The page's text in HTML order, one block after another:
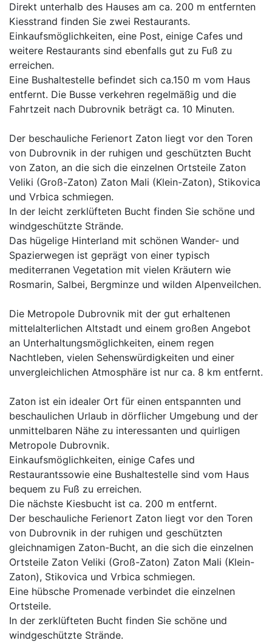
Direkt unterhalb des Hauses am ca. 200 m entfernten
Kiesstrand finden Sie zwei Restaurants.
Einkaufsmöglichkeiten, eine Post, einige Cafes und
weitere Restaurants sind ebenfalls gut zu Fuß zu
erreichen.
Eine Bushaltestelle befindet sich ca.150 m vom Haus
entfernt. Die Busse verkehren regelmäßig und die
Fahrtzeit nach Dubrovnik beträgt ca. 10 Minuten.
Der beschauliche Ferienort Zaton liegt vor den Toren
von Dubrovnik in der ruhigen und geschützten Bucht
von Zaton, an die sich die einzelnen Ortsteile Zaton
Veliki (Groß-Zaton) Zaton Mali (Klein-Zaton), Stikovica
und Vrbica schmiegen.
In der leicht zerklüfteten Bucht finden Sie schöne und
windgeschützte Strände.
Das hügelige Hinterland mit schönen Wander- und
Spazierwegen ist geprägt von einer typisch
mediterranen Vegetation mit vielen Kräutern wie
Rosmarin, Salbei, Bergminze und wilden Alpenveilchen.
Die Metropole Dubrovnik mit der gut erhaltenen
mittelalterlichen Altstadt und einem großen Angebot
an Unterhaltungsmöglichkeiten, einem regen
Nachtleben, vielen Sehenswürdigkeiten und einer
unvergleichlichen Atmosphäre ist nur ca. 8 km entfernt.
Zaton ist ein idealer Ort für einen entspannten und
beschaulichen Urlaub in dörflicher Umgebung und der
unmittelbaren Nähe zu interessanten und quirligen
Metropole Dubrovnik.
Einkaufsmöglichkeiten, einige Cafes und
Restaurantssowie eine Bushaltestelle sind vom Haus
bequem zu Fuß zu erreichen.
Die nächste Kiesbucht ist ca. 200 m entfernt.
Der beschauliche Ferienort Zaton liegt vor den Toren
von Dubrovnik in der ruhigen und geschützten
gleichnamigen Zaton-Bucht, an die sich die einzelnen
Ortsteile Zaton Veliki (Groß-Zaton) Zaton Mali (Klein-
Zaton), Stikovica und Vrbica schmiegen.
Eine hübsche Promenade verbindet die einzelnen
Ortsteile.
In der zerklüfteten Bucht finden Sie schöne und
windgeschützte Strände.